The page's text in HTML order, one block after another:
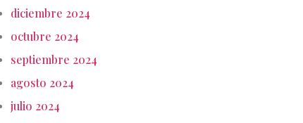
diciembre 2024
octubre 2024
septiembre 2024
agosto 2024
julio 2024